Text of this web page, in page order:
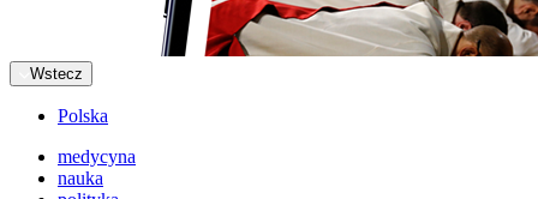
Wstecz
Polska
medycyna
nauka